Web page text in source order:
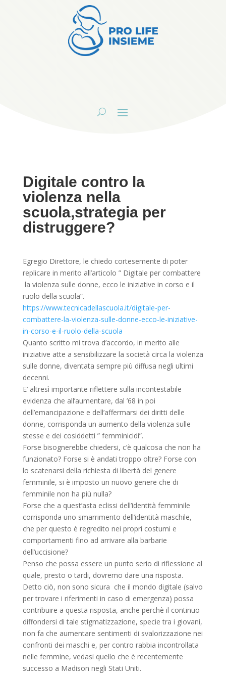
Digitale contro la
violenza nella
scuola,strategia per
distruggere?
Egregio Direttore, le chiedo cortesemente di poter
replicare in merito all’articolo ” Digitale per combattere
la violenza sulle donne, ecco le iniziative in corso e il
ruolo della scuola”.
https://www.tecnicadellascuola.it/digitale-per-
combattere-la-violenza-sulle-donne-ecco-le-iniziative-
in-corso-e-il-ruolo-della-scuola
Quanto scritto mi trova d’accordo, in merito alle
iniziative atte a sensibilizzare la società circa la violenza
sulle donne, diventata sempre più diffusa negli ultimi
decenni.
E’ altresì importante riflettere sulla incontestabile
evidenza che all’aumentare, dal ’68 in poi
dell’emancipazione e dell’affermarsi dei diritti delle
donne, corrisponda un aumento della violenza sulle
stesse e dei cosiddetti ” femminicidi”.
Forse bisognerebbe chiedersi, c’è qualcosa che non ha
funzionato? Forse si è andati troppo oltre? Forse con
lo scatenarsi della richiesta di libertà del genere
femminile, si è imposto un nuovo genere che di
femminile non ha più nulla?
Forse che a quest’asta eclissi dell’identità femminile
corrisponda uno smarrimento dell’identità maschile,
che per questo è regredito nei propri costumi e
comportamenti fino ad arrivare alla barbarie
dell’uccisione?
Penso che possa essere un punto serio di riflessione al
quale, presto o tardi, dovremo dare una risposta.
Detto ciò, non sono sicura che il mondo digitale (salvo
per trovare i riferimenti in caso di emergenza) possa
contribuire a questa risposta, anche perchè il continuo
diffondersi di tale stigmatizzazione, specie tra i giovani,
non fa che aumentare sentimenti di svalorizzazione nei
confronti dei maschi e, per contro rabbia incontrollata
nelle femmine, vedasi quello che è recentemente
successo a Madison negli Stati Uniti.